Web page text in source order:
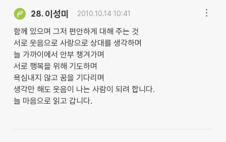
28. 이성미 2010.10.14 10:41
함께 있으며 그저 편안하게 대해 주는 것
서로 웃음으로 사랑으로 상대를 생각하며
늘 가까이에서 안부 챙겨가며
서로 행복을 위해 기도하며
욕심내지 않고 꿈을 기다리며
생각만 해도 웃음이 나는 사람이 되려 합니다.
늘 마음으로 읽고 갑니다.